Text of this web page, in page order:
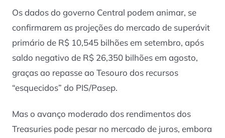
Os dados do governo Central podem animar, se
confirmarem as projeções do mercado de superávit
primário de R$ 10,545 bilhões em setembro, após
saldo negativo de R$ 26,350 bilhões em agosto,
graças ao repasse ao Tesouro dos recursos
“esquecidos” do PIS/Pasep.
Mas o avanço moderado dos rendimentos dos
Treasuries pode pesar no mercado de juros, embora